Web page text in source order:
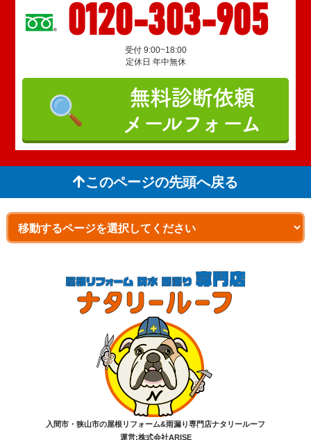
0120-303-905
受付 9:00~18:00
定休日 年中無休
無料診断依頼
メールフォーム
このページの先頭へ戻る
入間市・狭山市の屋根リフォーム&雨漏り専門店ナタリールーフ
運営:株式会社ARISE